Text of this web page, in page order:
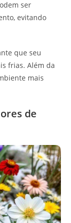
ser
evitando
que seu
frias. Além da
mais
de